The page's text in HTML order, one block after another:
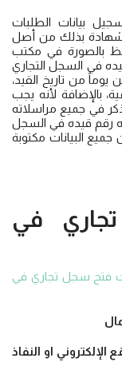
بيانات الطلبات
شهادة بذلك من أصل
بالصورة في مكتب
في السجل التجاري
يوماً من تاريخ القيد،
بالإضافة لأنه يجب
في جميع مراسلاته
رقم قيده في السجل
جميع البيانات مكتوبة
في
فتح سجل تجاري في
او النفاذ